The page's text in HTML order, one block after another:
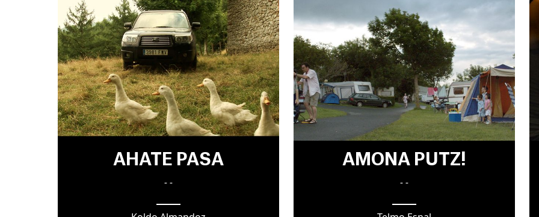
AHATE PASA
- -
AMONA PUTZ!
- -